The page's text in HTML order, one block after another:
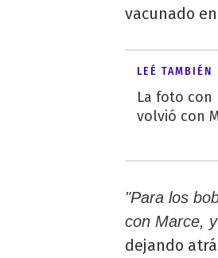
vacunado
LEÉ TAMBIÉN
La foto con
volvió con
"Para los
con Marce,
dejando